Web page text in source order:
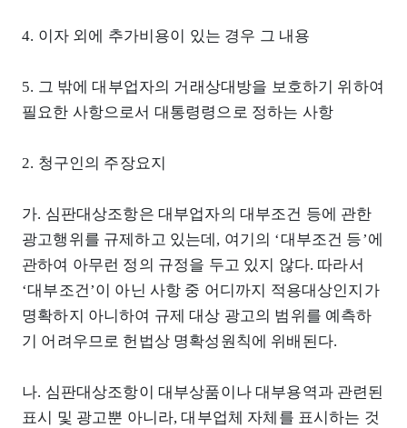
4. 이자 외에 추가비용이 있는 경우 그 내용
5. 그 밖에 대부업자의 거래상대방을 보호하기 위하여
필요한 사항으로서 대통령령으로 정하는 사항
2. 청구인의 주장요지
가. 심판대상조항은 대부업자의 대부조건 등에 관한
광고행위를 규제하고 있는데, 여기의 ‘대부조건 등’에
관하여 아무런 정의 규정을 두고 있지 않다. 따라서
‘대부조건’이 아닌 사항 중 어디까지 적용대상인지가
명확하지 아니하여 규제 대상 광고의 범위를 예측하
기 어려우므로 헌법상 명확성원칙에 위배된다.
나. 심판대상조항이 대부상품이나 대부용역과 관련된
표시 및 광고뿐 아니라, 대부업체 자체를 표시하는 것